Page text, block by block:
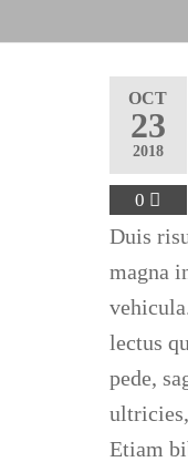
OCT
23
2018
0
Duis
magna
lectus
pede,
Etiam